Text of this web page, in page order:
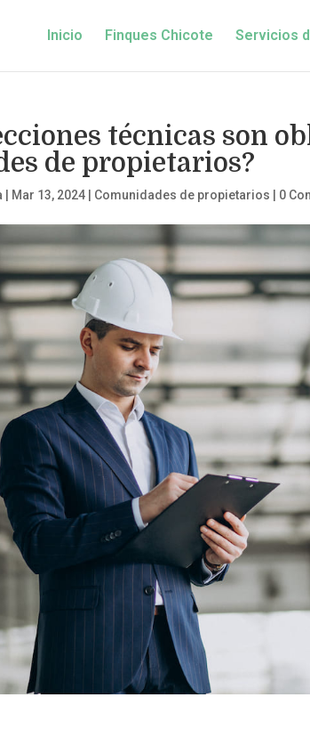
Inicio Finques Chicote Servicios
técnicas son
de propietarios?
Mar 13, 2024 Comunidades de propietarios 0